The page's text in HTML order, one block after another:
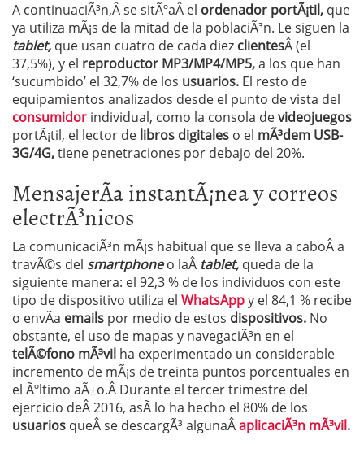
A continuaciÃ³n,Â se sitÃºaÂ el ordenador portÃ¡til, que
ya utiliza mÃ¡s de la mitad de la poblaciÃ³n. Le siguen la
tablet, que usan cuatro de cada diez clientesÂ (el
37,5%), y el reproductor MP3/MP4/MP5,a los que han
‘sucumbido’ el 32,7% de los usuarios. El resto de
equipamientos analizados desde el punto de vista del
consumidor individual, como la consola devideojuegos
portÃ¡til, el lector de libros digitales o el mÃ³dem USB-
3G/4G,tiene penetraciones por debajo del 20%.
MensajerÃ­a instantÃ¡nea y correos
electrÃ³nicos
La comunicaciÃ³n mÃ¡s habitual que se lleva a caboÂ a
travÃ©s del smartphoneo laÂ tablet, queda de la
siguiente manera: el 92,3 % de los individuos con este
tipo de dispositivo utiliza el WhatsAppy el 84,1 % recibe
o envÃ­a emails por medio de estos dispositivos. No
obstante, el uso de mapas y navegaciÃ³n en el
telÃ©fono mÃ³vil ha experimentado un considerable
incremento de mÃ¡s de treinta puntos porcentuales en
el Ãºltimo aÃ±o.Â Durante el tercer trimestre del
ejercicio deÂ 2016, asÃ­ lo ha hecho el 80% de los
usuarios queÂ se descargÃ³ algunaÂaplicaciÃ³n mÃ³vil.